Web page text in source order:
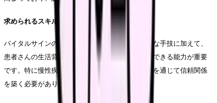
求められるスキルと心構え
バイタルサインの正確な測定や採血などの基本的な手技に加えて、
患者さんの生活背景を理解し、適切な保健指導ができる能力が重要
です。特に慢性疾患の管理では、継続的な関わりを通じて信頼関係
を築く必要があります。